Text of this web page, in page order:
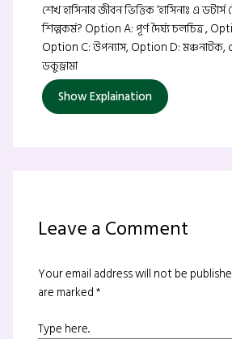
শেখ হাসিনার জীবন ভিত্তিক ‘হাসিনাঃ এ
শিল্পকর্ম? Option A: পূর্ণ দৈর্ঘ্য চলচিত্র ,
Option C: উপন্যাস, Option D:
ডকুড্রামা
Show Explaination
Leave a Comment
Your email address will not be
are marked*
Type here..